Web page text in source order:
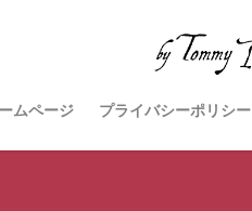
ムページ プライバシーポリシー